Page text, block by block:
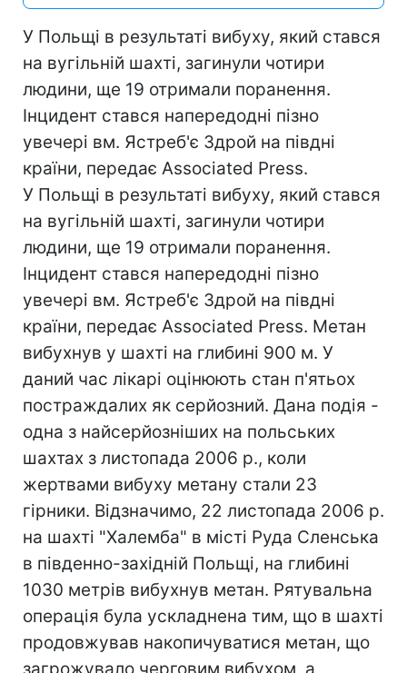
У Польщі в результаті вибуху, який стався
на вугільній шахті, загинули чотири
людини, ще 19 отримали поранення.
Інцидент стався напередодні пізно
увечері вм. Ястреб'є Здрой на півдні
країни, передає Associated Press.
У Польщі в результаті вибуху, який стався
на вугільній шахті, загинули чотири
людини, ще 19 отримали поранення.
Інцидент стався напередодні пізно
увечері вм. Ястреб'є Здрой на півдні
країни, передає Associated Press. Метан
вибухнув у шахті на глибині 900 м. У
даний час лікарі оцінюють стан п'ятьох
постраждалих як серйозний. Дана подія -
одна з найсерйозніших на польських
шахтах з листопада 2006 р., коли
жертвами вибуху метану стали 23
гірники. Відзначимо, 22 листопада 2006 р.
на шахті "Халемба" в місті Руда Сленська
в південно-західній Польщі, на глибині
1030 метрів вибухнув метан. Рятувальна
операція була ускладнена тим, що в шахті
продовжував накопичуватися метан, що